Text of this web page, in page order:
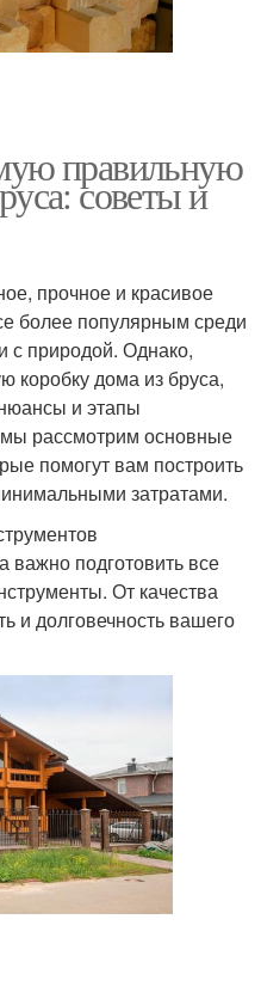
правильную
советы и
прочное и красивое
более популярным среди
с природой. Однако,
коробку дома из бруса,
и этапы
мы рассмотрим основные
помогут вам построить
затратами.
важно подготовить все
От качества
и долговечность вашего